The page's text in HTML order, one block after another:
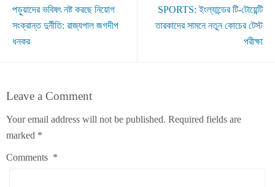
পড়ুয়াদের ভবিষৎ নষ্ট করছে নিয়োগ
সংক্রান্ত দুর্নীতি: রাজ্যপাল জগদীপ
ধনকর
SPORTS: ইংল্যান্ডের টি-টোয়েন্টি
তারকাদের সামনে নতুন কোচের টেস্ট
পরীক্ষা
Leave a Comment
Your email address will not be published. Required fields are
marked *
Comments *